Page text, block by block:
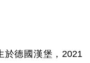
於德國漢堡，2021